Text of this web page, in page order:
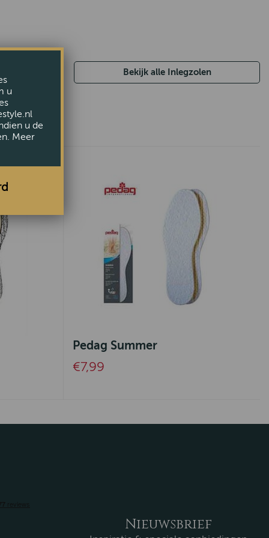
Bekijk alle Inlegzolen
Pedag Summer
€7,99
Nieuwsbrief
u
u de
Meer